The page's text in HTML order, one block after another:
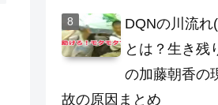
DQNの川流れ
とは？生き残
の加藤朝香の
故の原因まとめ